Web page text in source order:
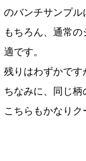
のバンチサンプル
もちろん、通常
適です。
残りはわずかで
ちなみに、同じ
こちらもかなり